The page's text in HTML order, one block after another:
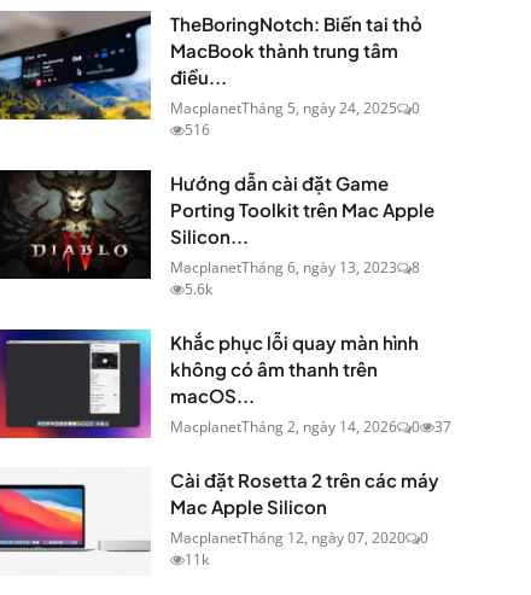
TheBoringNotch: Biến tai thỏ
MacBook thành trung tâm
điều...
MacplanetTháng 5, ngày 24, 2025
0
516
Hướng dẫn cài đặt Game
Porting Toolkit trên Mac Apple
Silicon...
MacplanetTháng 6, ngày 13, 2023
8
5.6k
Khắc phục lỗi quay màn hình
không có âm thanh trên
macOS...
MacplanetTháng 2, ngày 14, 2026 0 37
Cài đặt Rosetta 2 trên các máy
Mac Apple Silicon
MacplanetTháng 12, ngày 07, 2020
0
11k